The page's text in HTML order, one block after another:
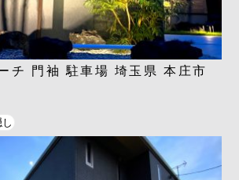
チ 門袖 駐車場 埼玉県 本庄市